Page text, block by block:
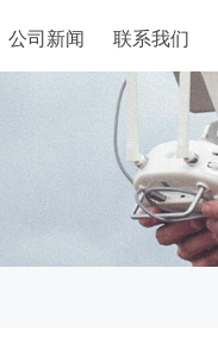
公司新闻 联系我们